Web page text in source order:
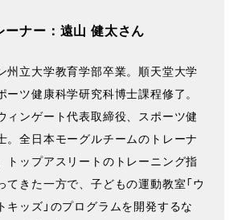
ーナー：遠山 健太さん
州立大学教育学部卒業。順天堂大学
ーツ健康科学研究科博士課程修了。
ィンゲート代表取締役、スポーツ健
。全日本モーグルチームのトレーナ
トップアスリートのトレーニング指
てきた一方で、子どもの運動教室「ウ
キッズ」のプログラムを開発するな